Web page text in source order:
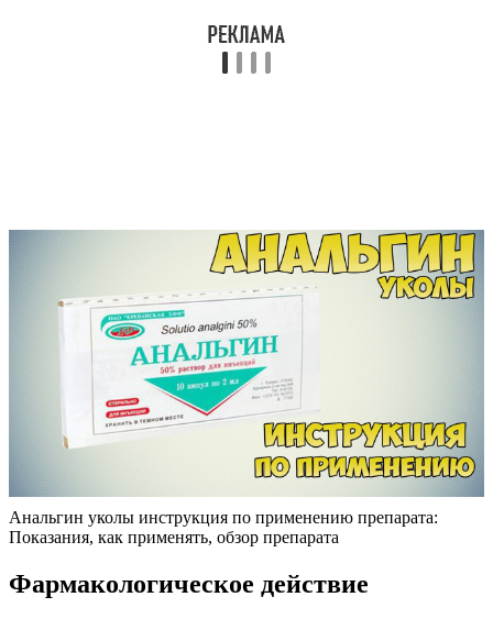
Анальгин уколы инструкция по применению препарата:
Показания, как применять, обзор препарата
Фармакологическое действие